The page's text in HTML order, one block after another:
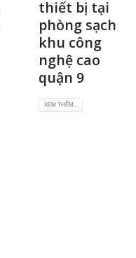
thiết bị tại
phòng sạch
khu công
nghệ cao
quận 9
XEM THÊM...